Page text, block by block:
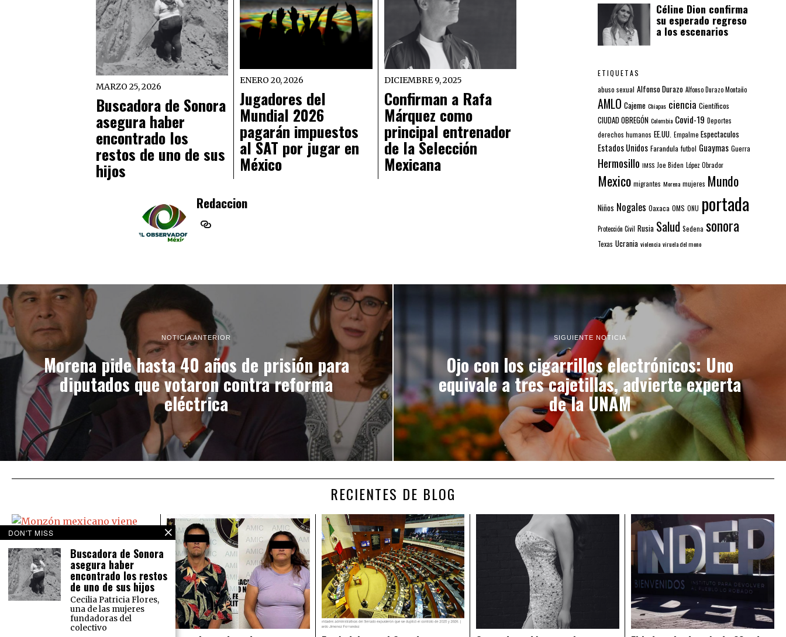
MARZO 25, 2026
Buscadora de Sonora
asegura haber
encontrado los
restos de uno de sus
hijos
ENERO 20, 2026
Jugadores del
Mundial 2026
pagarán impuestos
al SAT por jugar en
México
DICIEMBRE 9, 2025
Confirman a Rafa
Márquez como
principal entrenador
de la Selección
Mexicana
Redaccion
Céline Dion confirma
su esperado regreso
a los escenarios
ETIQUETAS
abuso sexual Alfonso Durazo Alfonso Durazo Montaño
AMLO Cajeme Chiapas ciencia Científicos
CIUDAD OBREGÓN Colombia Covid-19 Deportes
derechos humanos EE.UU. Empalme Espectaculos
Estados Unidos Farandula futbol Guaymas Guerra
Hermosillo IMSS Joe Biden López Obrador
Mexico migrantes Morena mujeres Mundo
Niños Nogales Oaxaca OMS ONU portada
Protección Civil Rusia Salud Sedena sonora
Texas Ucrania violencia viruela del mono
NOTICIA ANTERIOR
Morena pide hasta 40 años de prisión para
diputados que votaron contra reforma
eléctrica
SIGUIENTE NOTICIA
Ojo con los cigarrillos electrónicos: Uno
equivale a tres cajetillas, advierte experta
de la UNAM
RECIENTES DE BLOG
Monzón mexicano viene ‘bravo’:
Causará lluvias en todo México
El Servicio Meteorológico Nacional
prevé para este martes 16 de
agosto lluvias intensas en el norte
del país y lluvias muy fuertes en la
DON'T MISS
Buscadora de Sonora
asegura haber
encontrado los restos
de uno de sus hijos
Cecilia Patricia Flores,
una de las mujeres
fundadoras del
colectivo